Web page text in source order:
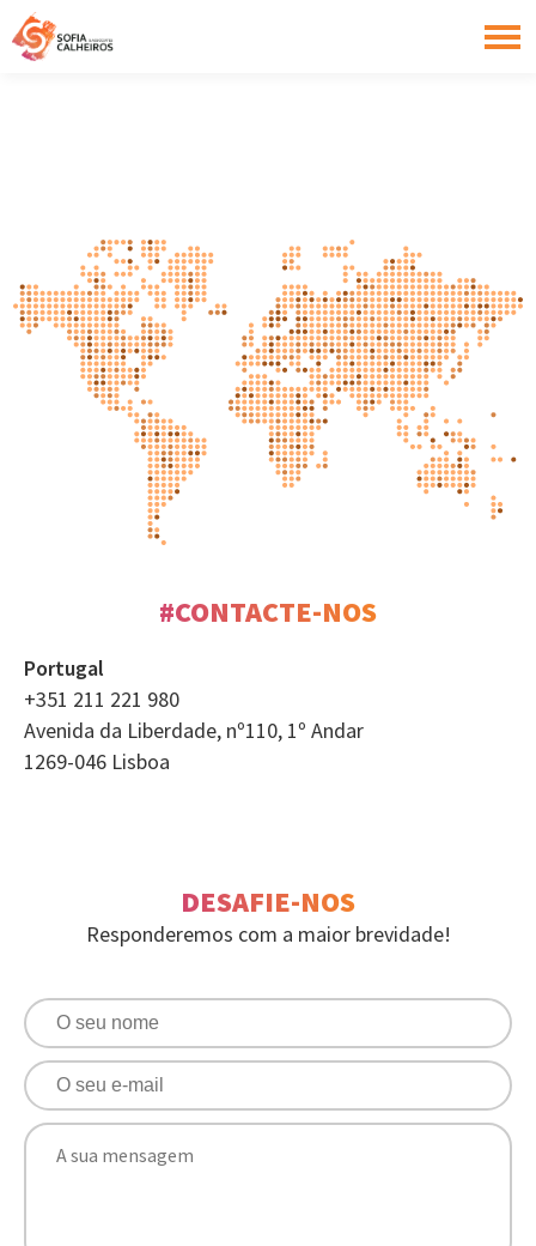
#CONTACTE-NOS
Portugal
+351 211 221 980
Avenida da Liberdade, nº110, 1º Andar
1269-046 Lisboa
DESAFIE-NOS
Responderemos com a maior brevidade!